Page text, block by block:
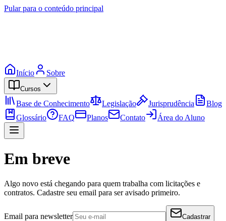
Pular para o conteúdo principal
Início Sobre
Cursos
Base de Conhecimento Legislação Jurisprudência
Blog
Glossário
FAQ Planos Contato Área do Aluno
Em breve
Algo novo está chegando para quem trabalha com licitações e
contratos. Cadastre seu email para ser avisado primeiro.
Email para newsletter Cadastrar